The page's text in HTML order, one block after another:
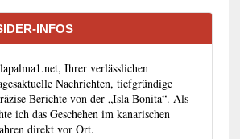
INFOS
Ihrer verlässlichen
Nachrichten, tiefgründige
Berichte von der „Isla Bonita“. Als
ich das Geschehen im kanarischen
direkt vor Ort.